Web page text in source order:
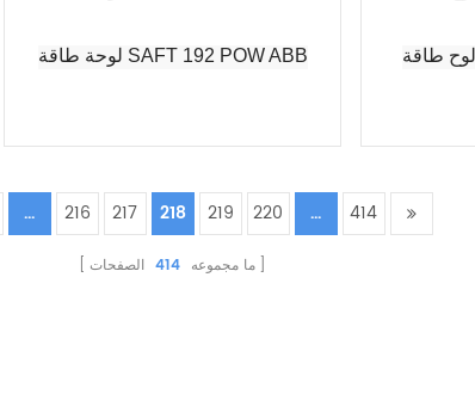
لوحة طاقة SAFT 192 POW ABB
... 216 217 218 219 220 ... 414
ما مجموعه 414 الصفحات